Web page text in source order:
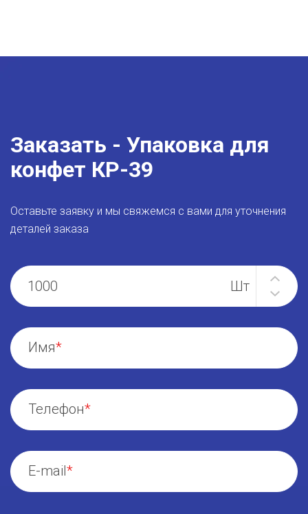
Заказать - Упаковка для
конфет КР-39
Оставьте заявку и мы свяжемся с вами для уточнения
деталей заказа
Имя
Телефон
E-mail